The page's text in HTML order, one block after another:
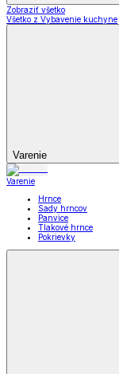
Zobraziť všetko
Všetko z Vybavenie kuchyne
Varenie
Varenie
Hrnce
Sady hrncov
Panvice
Tlakové hrnce
Pokrievky